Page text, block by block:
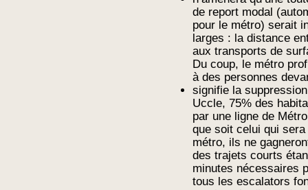
de report modal
pour le métro) serait
larges : la distance
aux transports de
Du coup, le métro
à des personnes
signifie la
Uccle, 75% des
par une ligne de
que soit celui qui
métro, ils ne
des trajets courts
minutes nécessaires
tous les escalators